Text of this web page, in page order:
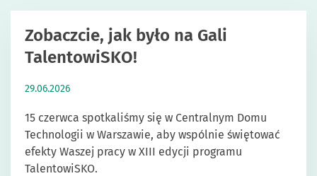
Zobaczcie, jak było na Gali
TalentowiSKO!
29.06.2026
15 czerwca spotkaliśmy się w Centralnym Domu
Technologii w Warszawie, aby wspólnie świętować
efekty Waszej pracy w XIII edycji programu
TalentowiSKO.